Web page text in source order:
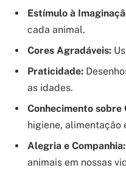
Estímulo à
cada animal.
Cores Agradáveis:
Praticidade:
as idades.
Conhecimento sobre
higiene, alimentação
Alegria e Companhia:
animais em nossas